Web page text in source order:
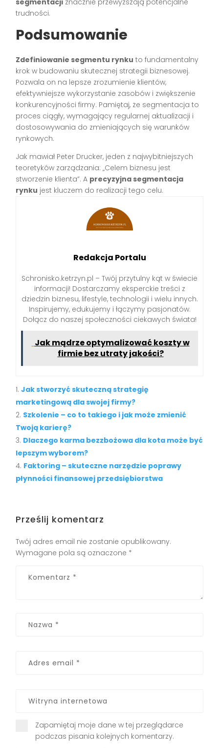
trudności.
Podsumowanie
Zdefiniowanie segmentu rynku to fundamentalny
krok w budowaniu skutecznej strategii biznesowej.
Pozwala on na lepsze zrozumienie klientów,
efektywniejsze wykorzystanie zasobów i zwiększenie
konkurencyjności firmy. Pamiętaj, że segmentacja to
proces ciągły, wymagający regularnej aktualizacji i
dostosowywania do zmieniających się warunków
rynkowych.
Jak mawiał Peter Drucker, jeden z najwybitniejszych
teoretyków zarządzania: „Celem biznesu jest
stworzenie klienta”. A precyzyjna segmentacja
rynku jest kluczem do realizacji tego celu.
Redakcja Portalu
Schronisko.ketrzyn.pl – Twój przytulny kąt w świecie
informacji! Dostarczamy eksperckie treści z
dziedzin biznesu, lifestyle, technologii i wielu innych.
Inspirujemy, edukujemy i łączymy pasjonatów.
Dołącz do naszej społeczności ciekawych świata!
Jak mądrze optymalizować koszty w
firmie bez utraty jakości?
Jak stworzyć skuteczną strategię
marketingową dla swojej firmy?
Szkolenie – co to takiego i jak może zmienić
Twoją karierę?
Dlaczego karma bezzbożowa dla kota może być
lepszym wyborem?
Faktoring – skuteczne narzędzie poprawy
płynności finansowej przedsiębiorstwa
Prześlij komentarz
Twój adres email nie zostanie opublikowany.
Wymagane pola są oznaczone *
Zapamiętaj moje dane w tej przeglądarce
podczas pisania kolejnych komentarzy.